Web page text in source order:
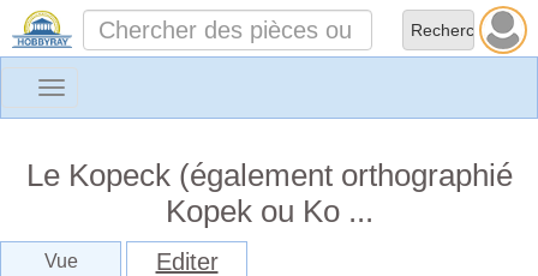
Toggle
Le Kopeck (également orthographié
Kopek ou Ko ...
Vue Editer